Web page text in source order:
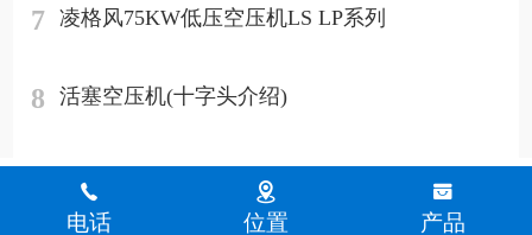
7 凌格风75KW低压空压机LS LP系列
8 活塞空压机(十字头介绍)
电话 位置 产品